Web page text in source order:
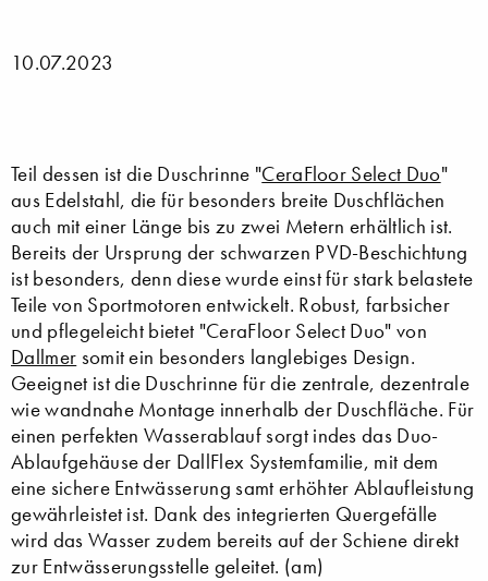
10.07.2023
Teil dessen ist die Duschrinne "CeraFloor Select Duo"
aus Edelstahl, die für besonders breite Duschflächen
auch mit einer Länge bis zu zwei Metern erhältlich ist.
Bereits der Ursprung der schwarzen PVD-Beschichtung
ist besonders, denn diese wurde einst für stark belastete
Teile von Sportmotoren entwickelt. Robust, farbsicher
und pflegeleicht bietet "CeraFloor Select Duo" von
Dallmer somit ein besonders langlebiges Design.
Geeignet ist die Duschrinne für die zentrale, dezentrale
wie wandnahe Montage innerhalb der Duschfläche. Für
einen perfekten Wasserablauf sorgt indes das Duo-
Ablaufgehäuse der DallFlex Systemfamilie, mit dem
eine sichere Entwässerung samt erhöhter Ablaufleistung
gewährleistet ist. Dank des integrierten Quergefälle
wird das Wasser zudem bereits auf der Schiene direkt
zur Entwässerungsstelle geleitet. (am)